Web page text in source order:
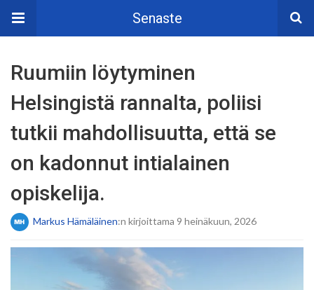
Senaste
Ruumiin löytyminen
Helsingistä rannalta, poliisi
tutkii mahdollisuutta, että se
on kadonnut intialainen
opiskelija.
Markus Hämäläinen:n kirjoittama 9 heinäkuun, 2026